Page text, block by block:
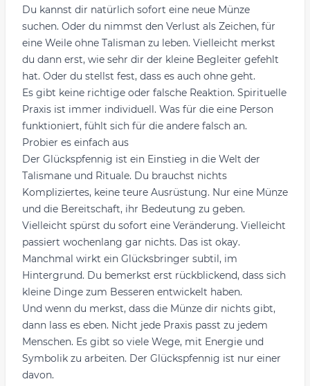
Du kannst dir natürlich sofort eine neue Münze
suchen. Oder du nimmst den Verlust als Zeichen, für
eine Weile ohne Talisman zu leben. Vielleicht merkst
du dann erst, wie sehr dir der kleine Begleiter gefehlt
hat. Oder du stellst fest, dass es auch ohne geht.
Es gibt keine richtige oder falsche Reaktion. Spirituelle
Praxis ist immer individuell. Was für die eine Person
funktioniert, fühlt sich für die andere falsch an.
Probier es einfach aus
Der Glückspfennig ist ein Einstieg in die Welt der
Talismane und Rituale. Du brauchst nichts
Kompliziertes, keine teure Ausrüstung. Nur eine Münze
und die Bereitschaft, ihr Bedeutung zu geben.
Vielleicht spürst du sofort eine Veränderung. Vielleicht
passiert wochenlang gar nichts. Das ist okay.
Manchmal wirkt ein Glücksbringer subtil, im
Hintergrund. Du bemerkst erst rückblickend, dass sich
kleine Dinge zum Besseren entwickelt haben.
Und wenn du merkst, dass die Münze dir nichts gibt,
dann lass es eben. Nicht jede Praxis passt zu jedem
Menschen. Es gibt so viele Wege, mit Energie und
Symbolik zu arbeiten. Der Glückspfennig ist nur einer
davon.